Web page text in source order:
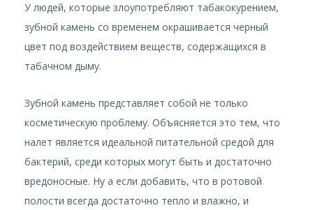
У людей, которые злоупотребляют табакокурением,
зубной камень со временем окрашивается черный
цвет под воздействием веществ, содержащихся в
табачном дыму.
Зубной камень представляет собой не только
косметическую проблему. Объясняется это тем, что
налет является идеальной питательной средой для
бактерий, среди которых могут быть и достаточно
вредоносные. Ну а если добавить, что в ротовой
полости всегда достаточно тепло и влажно, и